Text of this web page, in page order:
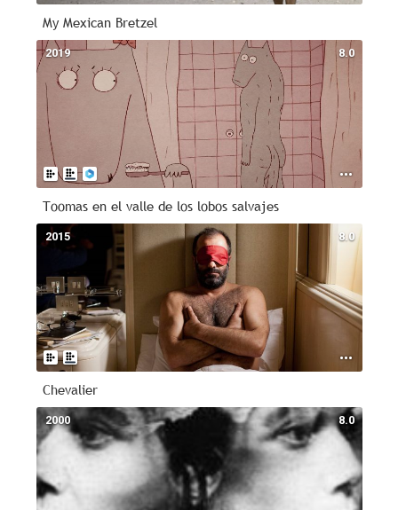
My Mexican Bretzel
8.0
2019
Toomas en el valle de los lobos salvajes
8.0
2015
Chevalier
8.0
2000